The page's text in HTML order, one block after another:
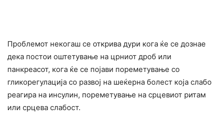
Проблемот некогаш се открива дури кога ќе се дознае
дека постои оштетyвање на црниот дроб или
панкреасот, кога ќе се појави поpeметување со
гликорегулација со развој на шеќерна болест која слабо
peагира на инсулин, поpeметување на срцевиот ритам
или срцева слабост.